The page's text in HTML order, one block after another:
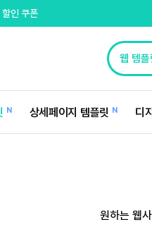
인 쿠폰
N 상세페이지 템플릿 N 디
원하는 웹